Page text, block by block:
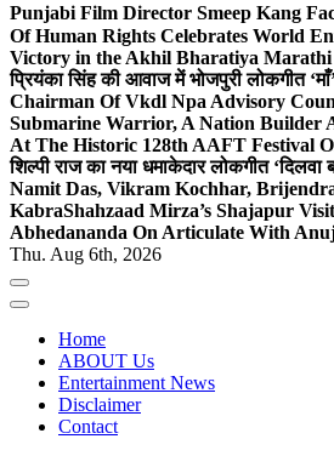
Punjabi Film Director Smeep Kang
Of Human Rights Celebrates World
Victory in the Akhil Bharatiya Marathi
प्रियंका सिंह की आवाज में भोजपुरी लोकगीत
Chairman Of Vkdl Npa Advisory
Submarine Warrior, A Nation Builder
At The Historic 128th AAFT Festival
शिल्पी राज का नया धमाकेदार लोकगीत ‘दिलवा
Namit Das, Vikram Kochhar,
KabraShahzaad Mirza’s Shajapur
Abhedananda On Articulate With
Thu. Aug 6th, 2026
Home
ABOUT Us
Entertainment News
Disclaimer
Contact